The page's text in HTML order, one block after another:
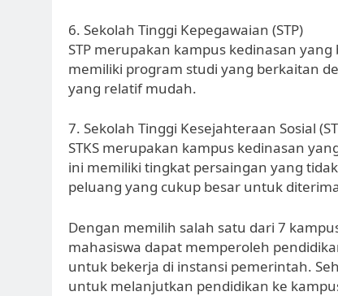
6. Sekolah Tinggi Kepegawaian (STP)
STP merupakan kampus kedinasan
memiliki program studi yang berkaitan
yang relatif mudah.
7. Sekolah Tinggi Kesejahteraan Sosial
STKS merupakan kampus kedinasan
ini memiliki tingkat persaingan yang
peluang yang cukup besar untuk
Dengan memilih salah satu dari 7
mahasiswa dapat memperoleh
untuk bekerja di instansi pemerintah.
untuk melanjutkan pendidikan ke